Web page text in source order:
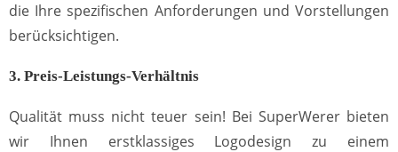
die Ihre spezifischen Anforderungen und Vorstellungen
berücksichtigen.
3. Preis-Leistungs-Verhältnis
Qualität muss nicht teuer sein! Bei SuperWerer bieten
wir Ihnen erstklassiges Logodesign zu einem